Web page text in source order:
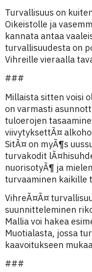
Turvallisuus on
Oikeistolle ja
kannata antaa
turvallisuudesta on
Vihreille vieraalla
###
Millaista sitten voisi
on varmasti
tuloerojen
viivytyksettÃ¤
SitÃ¤ on myÃ¶s
turvakodit
nuorisotyÃ¶ ja
turvaaminen kaikille
VihreÃ¤Ã¤
suunnitteleminen
Mallia voi hakea
Muotialasta, jossa
kaavoitukseen
###